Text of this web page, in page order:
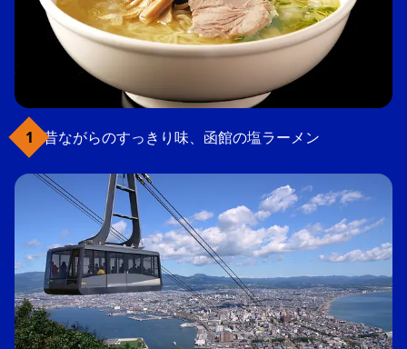
昔ながらのすっきり味、函館の塩ラーメン